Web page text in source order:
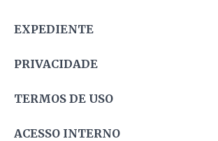
EXPEDIENTE
PRIVACIDADE
TERMOS DE USO
ACESSO INTERNO